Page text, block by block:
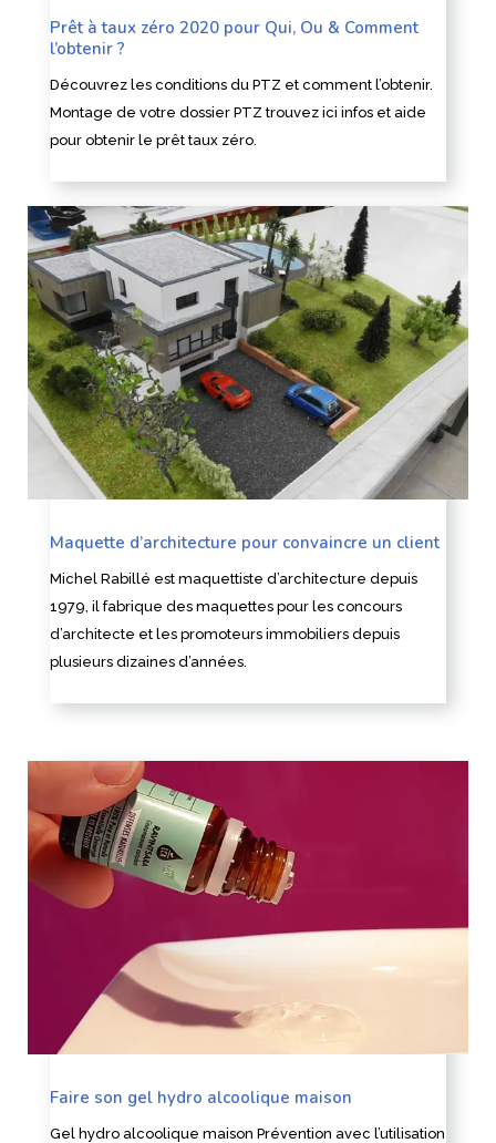
Prêt à taux zéro 2020 pour Qui, Ou & Comment
l’obtenir ?
Découvrez les conditions du PTZ et comment l’obtenir.
Montage de votre dossier PTZ trouvez ici infos et aide
pour obtenir le prêt taux zéro.
Maquette d’architecture pour convaincre un client
Michel Rabillé est maquettiste d’architecture depuis
1979, il fabrique des maquettes pour les concours
d’architecte et les promoteurs immobiliers depuis
plusieurs dizaines d’années.
Faire son gel hydro alcoolique maison
Gel hydro alcoolique maison Prévention avec l’utilisation